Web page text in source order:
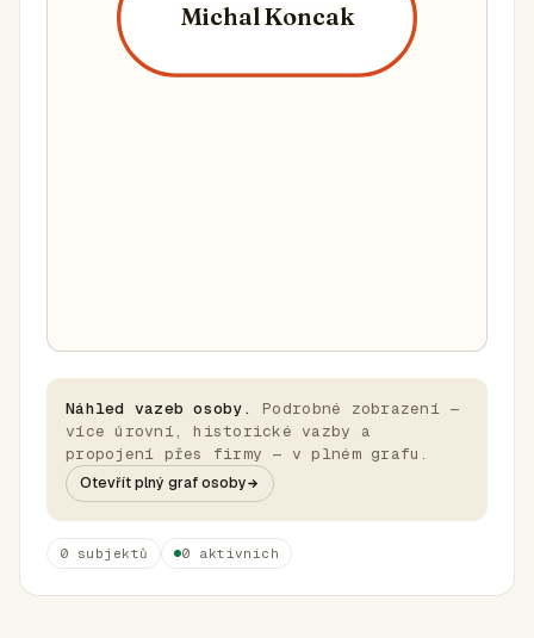
Michal Koncak
Náhled vazeb osoby.
Podrobné zobrazení —
více úrovní, historické vazby a
propojení přes firmy — v plném grafu.
Otevřít plný graf osoby
0 subjektů 0 aktivních